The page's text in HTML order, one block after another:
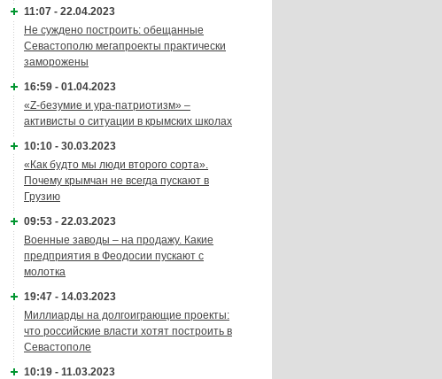
11:07 - 22.04.2023
Не суждено построить: обещанные
Севастополю мегапроекты практически
заморожены
16:59 - 01.04.2023
«Z-безумие и ура-патриотизм» –
активисты о ситуации в крымских школах
10:10 - 30.03.2023
«Как будто мы люди второго сорта».
Почему крымчан не всегда пускают в
Грузию
09:53 - 22.03.2023
Военные заводы – на продажу. Какие
предприятия в Феодосии пускают с
молотка
19:47 - 14.03.2023
Миллиарды на долгоиграющие проекты:
что российские власти хотят построить в
Севастополе
10:19 - 11.03.2023